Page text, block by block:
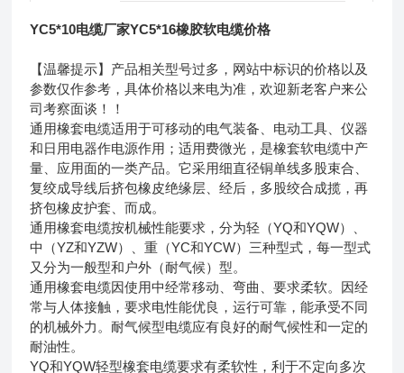
YC5*10电缆厂家YC5*16橡胶软电缆价格
【温馨提示】产品相关型号过多，网站中标识的价格以及
参数仅作参考，具体价格以来电为准，欢迎新老客户来公
司考察面谈！！
通用橡套电缆适用于可移动的电气装备、电动工具、仪器
和日用电器作电源作用；适用费微光，是橡套软电缆中产
量、应用面的一类产品。它采用细直径铜单线多股束合、
复绞成导线后挤包橡皮绝缘层、经后，多股绞合成揽，再
挤包橡皮护套、而成。
通用橡套电缆按机械性能要求，分为轻（YQ和YQW）、
中（YZ和YZW）、重（YC和YCW）三种型式，每一型式
又分为一般型和户外（耐气候）型。
通用橡套电缆因使用中经常移动、弯曲、要求柔软。因经
常与人体接触，要求电性能优良，运行可靠，能承受不同
的机械外力。耐气候型电缆应有良好的耐气候性和一定的
耐油性。
YQ和YQW轻型橡套电缆要求有柔软性，利于不定向多次